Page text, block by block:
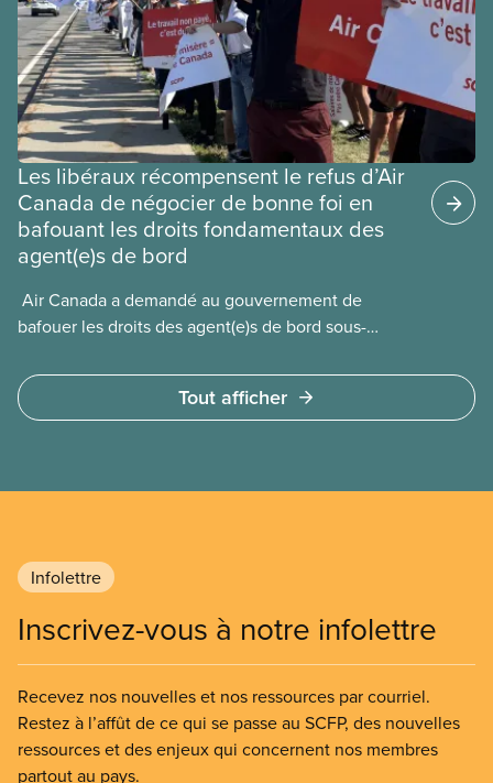
Les libéraux récompensent le refus d’Air
Canada de négocier de bonne foi en
bafouant les droits fondamentaux des
agent(e)s de bord
​ Air Canada a demandé au gouvernement de
bafouer les droits des agent(e)s de bord sous-
ministre de l’Emploi, Patty Hajdu, n’a attendu que
quelques heures pour accéder à cette demande de
Tout afficher
Infolettre
Inscrivez-vous à notre infolettre
Recevez nos nouvelles et nos ressources par courriel.
Restez à l’affût de ce qui se passe au SCFP, des nouvelles
ressources et des enjeux qui concernent nos membres
partout au pays.